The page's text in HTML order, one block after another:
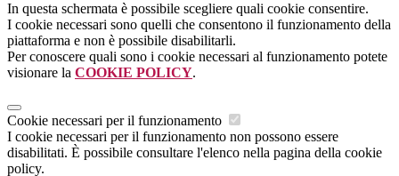
In questa schermata è possibile scegliere quali cookie consentire.
I cookie necessari sono quelli che consentono il funzionamento della
piattaforma e non è possibile disabilitarli.
Per conoscere quali sono i cookie necessari al funzionamento potete
visionare la COOKIE POLICY.
Cookie necessari per il funzionamento
I cookie necessari per il funzionamento non possono essere
disabilitati. È possibile consultare l'elenco nella pagina della cookie
policy.